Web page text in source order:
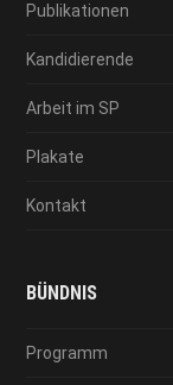
Publikationen
Kandidierende
Arbeit im SP
Plakate
Kontakt
BÜNDNIS
Programm